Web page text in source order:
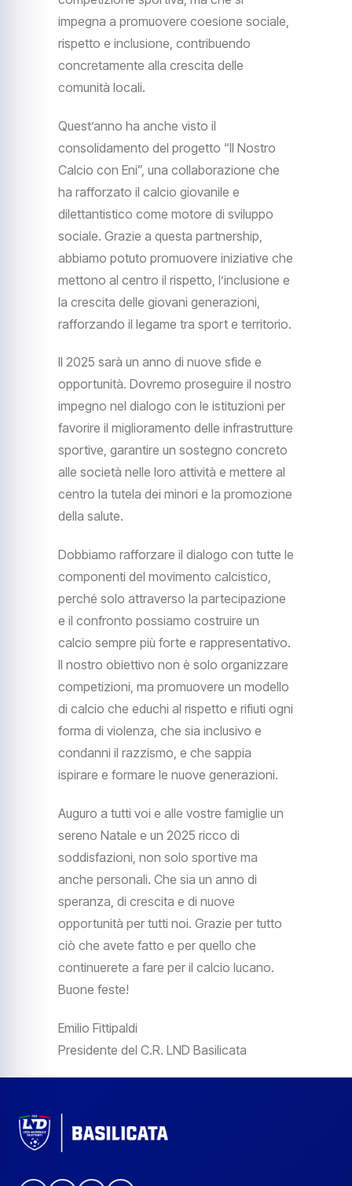
impegna a promuovere coesione sociale,
rispetto e inclusione, contribuendo
concretamente alla crescita delle
comunità locali.
Quest’anno ha anche visto il
consolidamento del progetto “Il Nostro
Calcio con Eni”, una collaborazione che
ha rafforzato il calcio giovanile e
dilettantistico come motore di sviluppo
sociale. Grazie a questa partnership,
abbiamo potuto promuovere iniziative che
mettono al centro il rispetto, l’inclusione e
la crescita delle giovani generazioni,
rafforzando il legame tra sport e territorio.
Il 2025 sarà un anno di nuove sfide e
opportunità. Dovremo proseguire il nostro
impegno nel dialogo con le istituzioni per
favorire il miglioramento delle infrastrutture
sportive, garantire un sostegno concreto
alle società nelle loro attività e mettere al
centro la tutela dei minori e la promozione
della salute.
Dobbiamo rafforzare il dialogo con tutte le
componenti del movimento calcistico,
perché solo attraverso la partecipazione
e il confronto possiamo costruire un
calcio sempre più forte e rappresentativo.
Il nostro obiettivo non è solo organizzare
competizioni, ma promuovere un modello
di calcio che educhi al rispetto e rifiuti ogni
forma di violenza, che sia inclusivo e
condanni il razzismo, e che sappia
ispirare e formare le nuove generazioni.
Auguro a tutti voi e alle vostre famiglie un
sereno Natale e un 2025 ricco di
soddisfazioni, non solo sportive ma
anche personali. Che sia un anno di
speranza, di crescita e di nuove
opportunità per tutti noi. Grazie per tutto
ciò che avete fatto e per quello che
continuerete a fare per il calcio lucano.
Buone feste!
Emilio Fittipaldi
Presidente del C.R. LND Basilicata